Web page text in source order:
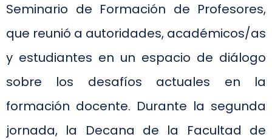
Seminario de Formación de Profesores,
que reunió a autoridades, académicos/as
y estudiantes en un espacio de diálogo
sobre los desafíos actuales en la
formación docente. Durante la segunda
jornada, la Decana de la Facultad de